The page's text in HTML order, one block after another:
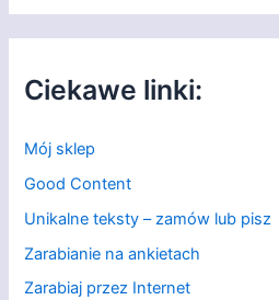
Ciekawe linki:
Mój sklep
Good Content
Unikalne teksty – zamów lub pisz
Zarabianie na ankietach
Zarabiaj przez Internet